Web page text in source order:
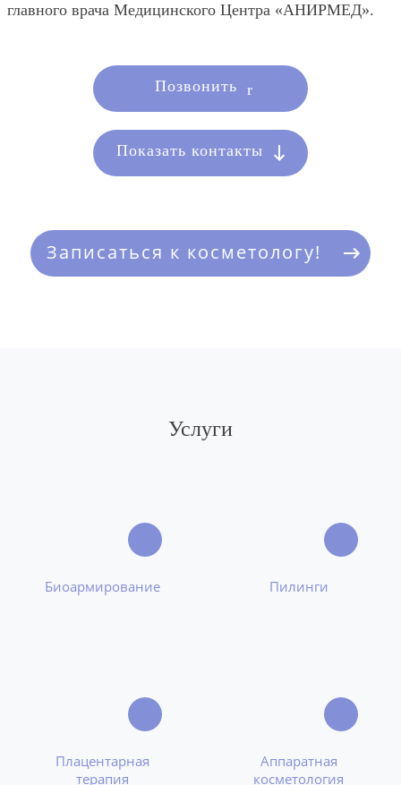
главного врача Медицинского Центра «АНИРМЕД».
Позвонить
Показать контакты
Записаться к косметологу!
Услуги
Биоармирование Пилинги
Плацентарная
терапия
Аппаратная
косметология